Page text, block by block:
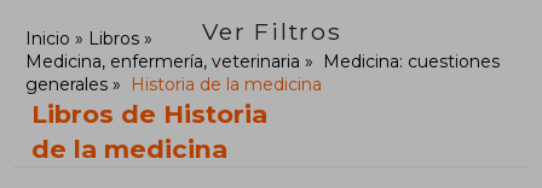
Ver Filtros
Inicio
Libros
Medicina, enfermería, veterinaria
Medicina: cuestiones
generales
Historia de la medicina
Libros de Historia
de la medicina